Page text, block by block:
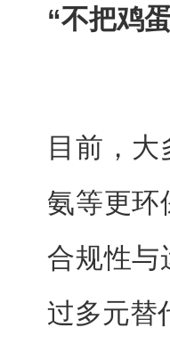
“不把鸡
目前，
氨等更环
合规性与
过多元替